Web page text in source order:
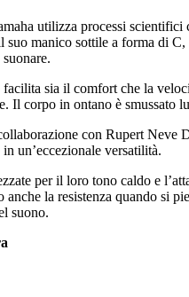
utilizza processi
manico sottile a forma di
sia il comfort che la
Il corpo in ontano è smussato
con Rupert Neve
un’eccezionale versatilità.
per il loro tono caldo e
anche la resistenza quando si
suono.